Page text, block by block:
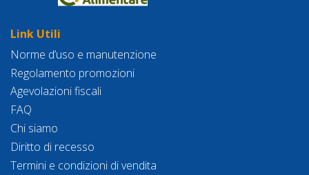
Link Utili
Norme d’uso e manutenzione
Regolamento promozioni
Agevolazioni fiscali
FAQ
Chi siamo
Diritto di recesso
Termini e condizioni di vendita